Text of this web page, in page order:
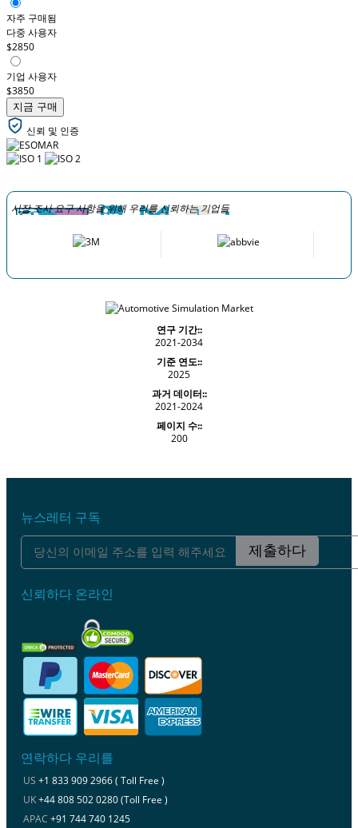
자주 구매됨
다중 사용자
$2850
기업 사용자
$3850
지금 구매
신뢰 및 인증
시장 조사 요구 사항을 위해 우리를 신뢰하는 기업들
연구 기간::
2021-2034
기준 연도::
2025
과거 데이터::
2021-2024
페이지 수::
200
뉴스레터 구독
제출하다
신뢰하다 온라인
연락하다 우리를
US +1 833 909 2966 ( Toll Free )
UK+44 808 502 0280 (Toll Free )
APAC +91 744 740 1245